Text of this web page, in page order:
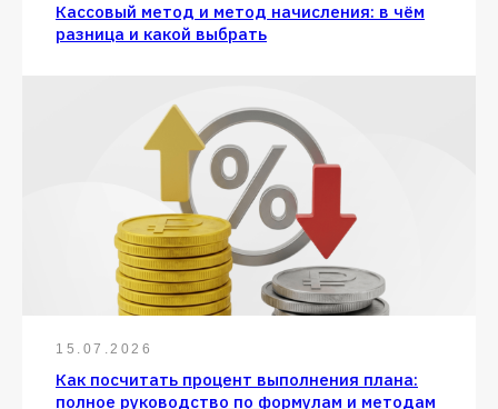
Кассовый метод и метод начисления: в чём
разница и какой выбрать
15.07.2026
Как посчитать процент выполнения плана:
полное руководство по формулам и методам